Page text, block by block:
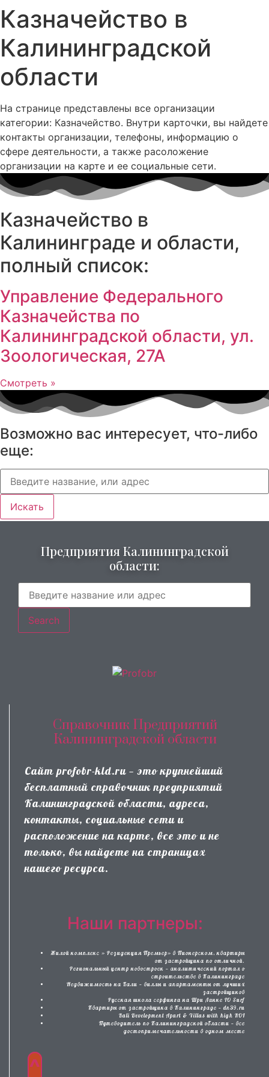
Казначейство в
Калининградской
области
На странице представлены все организации
категории: Казначейство. Внутри карточки, вы найдете
контакты организации, телефоны, информацию о
сфере деятельности, а также расоложение
организации на карте и ее социальные сети.
Казначейство в
Калининграде и области,
полный список:
Управление Федерального
Казначейства по
Калининградской области, ул.
Зоологическая, 27А
Смотреть »
Возможно вас интересует, что-либо
еще:
Искать
Предприятия Калининградской
области:
Search
Справочник Предприятий
Калининградской области
Сайт profobr-kld.ru — это крупнейший
бесплатный справочник предприятий
Калининградской области, адреса,
контакты, социальные сети и
расположение на карте, все это и не
только, вы найдете на страницах
нашего ресурса.
Наши партнеры:
Жилой комплекс » Резиденция Премьер» в Пионерском, квартиры
от застройщика по отличной.
Региональный центр новостроек — аналитический портал о
строительстве в Калининграде
Недвижимость на Бали — виллы и апартаменты от лучших
застройщиков
Русская школа серфинга на Шри Ланке IO Surf
Квартиры от застройщика в Калининграде — dn39.ru
Bali Development Apart & Villas with high ROI
Путеводитель по Калининградской области — все
достопримечательности в одном месте
^